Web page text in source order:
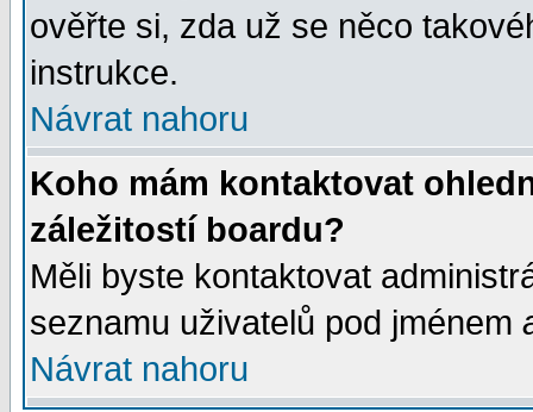
ověřte si, zda už se něco
instrukce.
Návrat nahoru
Koho mám kontaktovat
záležitostí boardu?
Měli byste kontaktovat
seznamu uživatelů pod jménem
Návrat nahoru